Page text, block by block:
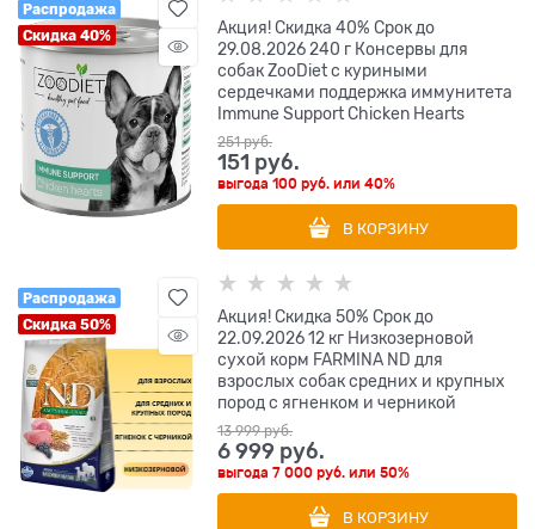
Распродажа
Скидка 40%
Акция! Скидка 40% Срок до
29.08.2026 240 г Консервы для
собак ZooDiet с куриными
сердечками поддержка иммунитета
Immune Support Chicken Hearts
251 руб.
151 руб.
выгода100 руб. или40%
В КОРЗИНУ
Распродажа
Скидка 50%
Акция! Скидка 50% Срок до
22.09.2026 12 кг Низкозерновой
cухой корм FARMINA ND для
взрослых собак средних и крупных
пород с ягненком и черникой
13 999 руб.
6 999 руб.
выгода7 000 руб. или50%
В КОРЗИНУ